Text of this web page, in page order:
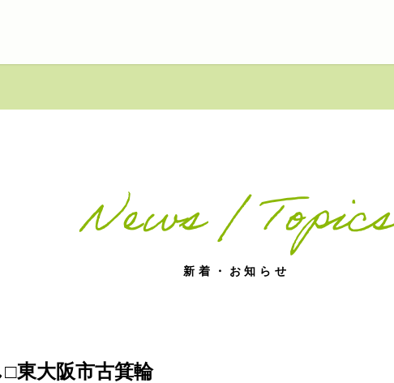
News / Topics
新着・お知らせ
東大阪市古箕輪